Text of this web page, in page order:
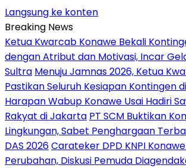
Langsung ke konten
Breaking News
Ketua Kwarcab Konawe Bekali
dengan Atribut dan Motivasi, Incar
Sultra Menuju Jamnas 2026, Ketua
Pastikan Seluruh Kesiapan Kontingen
Harapan Wabup Konawe Usai Hadiri
Rakyat di Jakarta PT SCM Buktikan
Lingkungan, Sabet Penghargaan
DAS 2026Carateker DPD KNPI
Perubahan, Diskusi Pemuda